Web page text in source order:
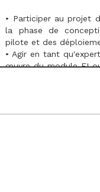
• Participer au projet
la phase de
pilote et des
• Agir en tant
œuvre du module FI
• Supporter les BPO /